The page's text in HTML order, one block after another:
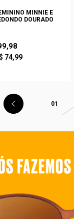
MINNIE E
DOURADO
74,99
01